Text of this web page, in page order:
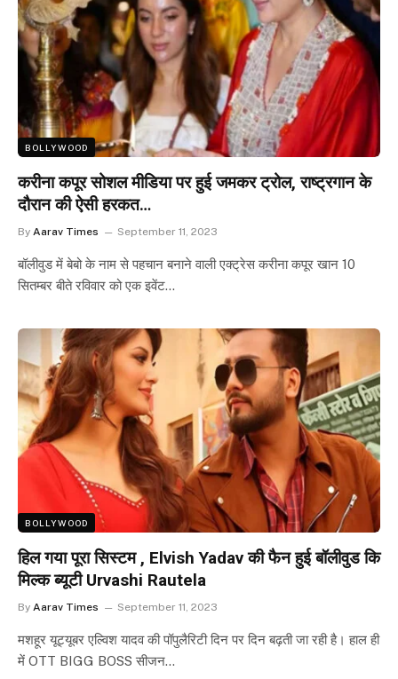
BOLLYWOOD
करीना कपूर सोशल मीडिया पर हुई जमकर ट्रोल, राष्ट्रगान के
दौरान की ऐसी हरकत…
By Aarav Times September 11, 2023
बॉलीवुड में बेबो के नाम से पहचान बनाने वाली एक्ट्रेस करीना कपूर खान 10
सितम्बर बीते रविवार को एक इवेंट…
BOLLYWOOD
हिल गया पूरा सिस्टम , Elvish Yadav की फैन हुई बॉलीवुड कि
मिल्क ब्यूटी Urvashi Rautela
By Aarav Times September 11, 2023
मशहूर यूट्यूबर एल्विश यादव की पॉपुलैरिटी दिन पर दिन बढ़ती जा रही है। हाल ही
में OTT BIGG BOSS सीजन…